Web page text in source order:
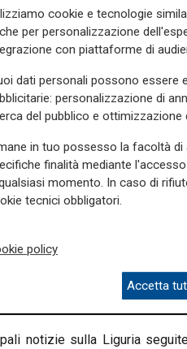
della procura, che vede
aggravate, peculato
pm Sabrina Monteverde, si
episodi di violenza
e degli
anche di essersi
risale al 25 giugno 2024,
sarebbero scomparsi 1.200
un agente avrebbe
– sottratta a un giovane
si sviluppa parallelamente,
assessore alla Sicurezza
in corso e coinvolgono
notizie sulla Liguria
cookie e tecnologie
per personalizzazione
con piattaforme di
dati personali possono essere
personalizzazione di
del pubblico e ottimizzazione
in tuo possesso la facoltà
finalità mediante
momento. In caso di
tecnici obbligatori.
policy
Accetta